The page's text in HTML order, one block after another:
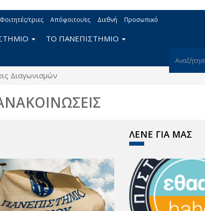
Φοιτητές/τριες Απόφοιτοι/ες Διεθνή Προσωπικό
ΤΟ ΠΑΝΕΠΙΣΤΗΜΙΟ
Διαγωνισμών
ΛΕΝΕ ΓΙΑ ΜΑΣ